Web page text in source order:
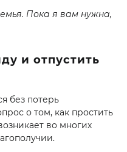
Пока я вам нужна,
и отпустить
без потерь
о том, как простить
во многих